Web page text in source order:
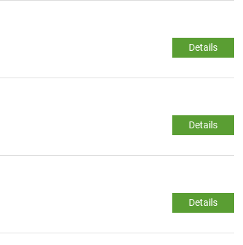
Details
Details
Details